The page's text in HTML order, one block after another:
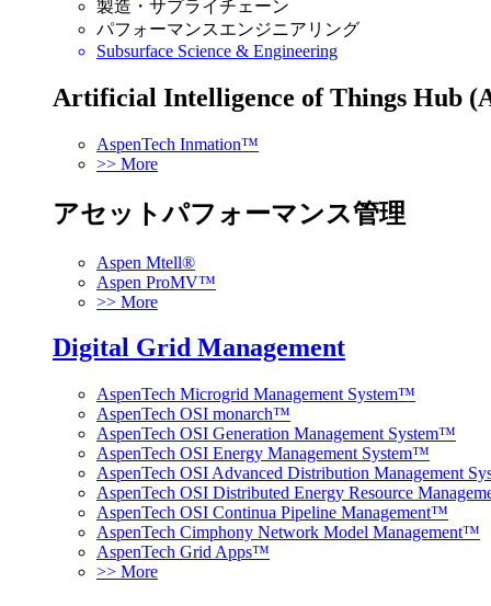
製造・サプライチェーン
パフォーマンスエンジニアリング
Subsurface Science & Engineering
Artificial Intelligence of Things Hub
AspenTech Inmation™
>> More
アセットパフォーマンス管理
Aspen Mtell®
Aspen ProMV™
>> More
Digital Grid Management
AspenTech Microgrid Management System™
AspenTech OSI monarch™
AspenTech OSI Generation Management System™
AspenTech OSI Energy Management System™
AspenTech OSI Advanced Distribution Management
AspenTech OSI Distributed Energy Resource
AspenTech OSI Continua Pipeline Management™
AspenTech Cimphony Network Model Management™
AspenTech Grid Apps™
>> More